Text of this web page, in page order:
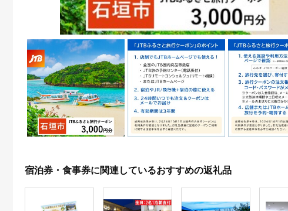
宿泊券・食事券に関連しているおすすめの返礼品